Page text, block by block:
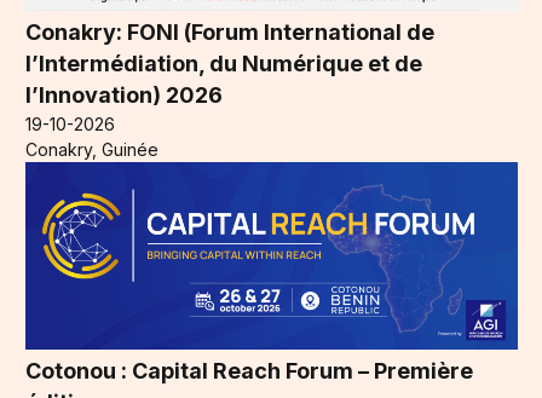
Conakry: FONI (Forum International de
l’Intermédiation, du Numérique et de
l’Innovation) 2026
19-10-2026
Conakry, Guinée
Cotonou : Capital Reach Forum – Première